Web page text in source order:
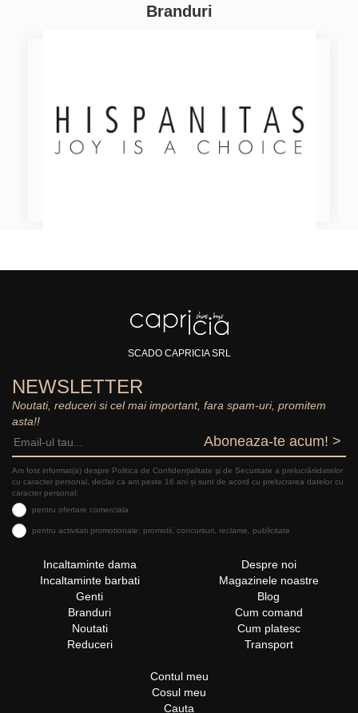
Branduri
SCADO CAPRICIA SRL
NEWSLETTER
Noutati, reduceri si cel mai important, fara spam-uri, promitem
asta!!
Aboneaza-te acum! >
Am fost informat(a) despre Politica de Confidențialitate şi de Securitate a prelucrăriidatelor
cu caracter personal, declar ca am peste 16 ani și sunt de acord cu prelucrarea datelor cu
caracter personal:
pentru ofertare comerciala
pentru activitati promotionale: promotii, concursuri, reclame, publicitate
Incaltaminte dama
Incaltaminte barbati
Genti
Branduri
Noutati
Reduceri
Despre noi
Magazinele noastre
Blog
Cum comand
Cum platesc
Transport
Contul meu
Cosul meu
Cauta